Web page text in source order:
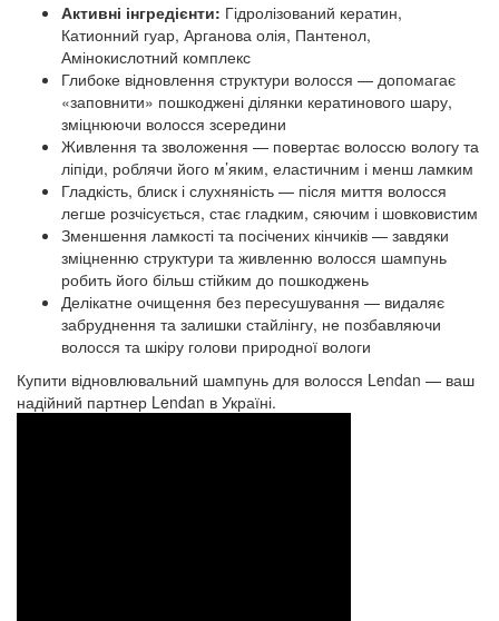
Активні інгредієнти: Гідролізований кератин,
Катионний гуар, Арганова олія, Пантенол,
Амінокислотний комплекс
Глибоке відновлення структури волосся — допомагає
«заповнити» пошкоджені ділянки кератинового шару,
зміцнюючи волосся зсередини
Живлення та зволоження — повертає волоссю вологу та
ліпіди, роблячи його м’яким, еластичним і менш ламким
Гладкість, блиск і слухняність — після миття волосся
легше розчісується, стає гладким, сяючим і шовковистим
Зменшення ламкості та посічених кінчиків — завдяки
зміцненню структури та живленню волосся шампунь
робить його більш стійким до пошкоджень
Делікатне очищення без пересушування — видаляє
забруднення та залишки стайлінгу, не позбавляючи
волосся та шкіру голови природної вологи
Купити відновлювальний шампунь для волосся Lendan — ваш
надійний партнер Lendan в Україні.